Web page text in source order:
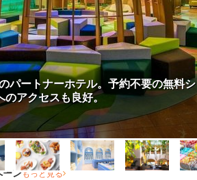
パートナーホテル。予約不要の無料
のアクセスも良好。
ーンもっと見る